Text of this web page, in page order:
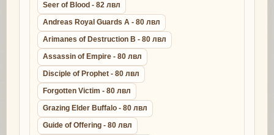
Seer of Blood - 82 лвл
Andreas Royal Guards A - 80 лвл
Arimanes of Destruction B - 80 лвл
Assassin of Empire - 80 лвл
Disciple of Prophet - 80 лвл
Forgotten Victim - 80 лвл
Grazing Elder Buffalo - 80 лвл
Guide of Offering - 80 лвл